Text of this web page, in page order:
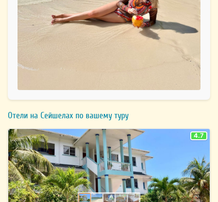
Отели на Сейшелах по вашему туру
4.7